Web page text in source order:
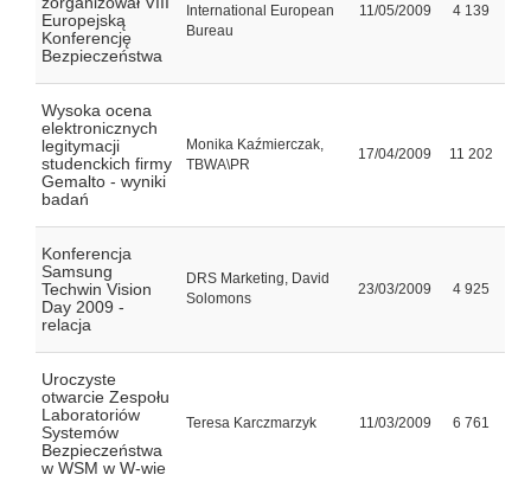
Europejską
Konferencję
Bezpieczeństwa
International European
Bureau
11/05/2009 4 139
Wysoka ocena
elektronicznych
legitymacji
studenckich firmy
Gemalto - wyniki
badań
Monika Kaźmierczak,
TBWA\PR
17/04/2009 11 202
Konferencja
Samsung
Techwin Vision
Day 2009 -
relacja
DRS Marketing, David
Solomons
23/03/2009 4 925
Uroczyste
otwarcie Zespołu
Laboratoriów
Systemów
Bezpieczeństwa
w WSM w W-wie
Teresa Karczmarzyk 11/03/2009 6 761